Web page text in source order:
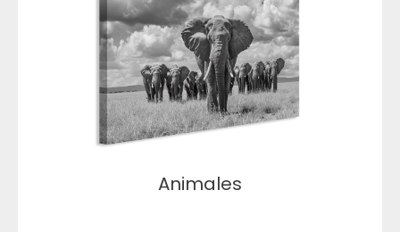
Animales